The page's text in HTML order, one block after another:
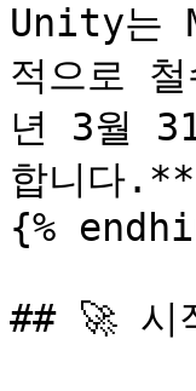
Unity는
적으로
년 3월
합니다.**
{%
## 🚀 시